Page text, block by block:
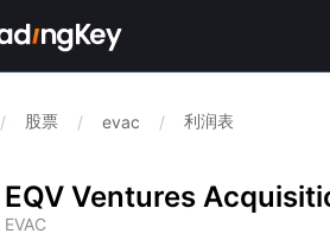
/ 股票 / evac / 利润表
EQV Ventures
EVAC